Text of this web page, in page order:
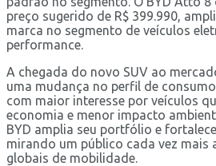
preço sugerido de R$ 399.990,
marca no segmento de veículos
performance.
A chegada do novo SUV ao
uma mudança no perfil de
com maior interesse por veículos
economia e menor impacto
BYD amplia seu portfólio e
mirando um público cada vez mais
globais de mobilidade.